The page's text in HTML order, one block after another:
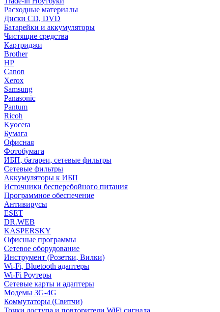
Расходные материалы
Диски CD, DVD
Батарейки и аккумуляторы
Чистящие средства
Картриджи
Brother
HP
Canon
Xerox
Samsung
Panasonic
Pantum
Ricoh
Kyocera
Бумага
Офисная
Фотобумага
ИБП, батареи, сетевые фильтры
Сетевые фильтры
Аккумуляторы к ИБП
Источники бесперебойного питания
Программное обеспечение
Антивирусы
ESET
DR.WEB
KASPERSKY
Офисные программы
Сетевое оборудование
Инструмент (Розетки, Вилки)
Wi-Fi, Bluetooth адаптеры
Wi-Fi Роутеры
Сетевые карты и адаптеры
Модемы 3G-4G
Коммутаторы (Свитчи)
Точки доступа и повторители WiFi сигнала